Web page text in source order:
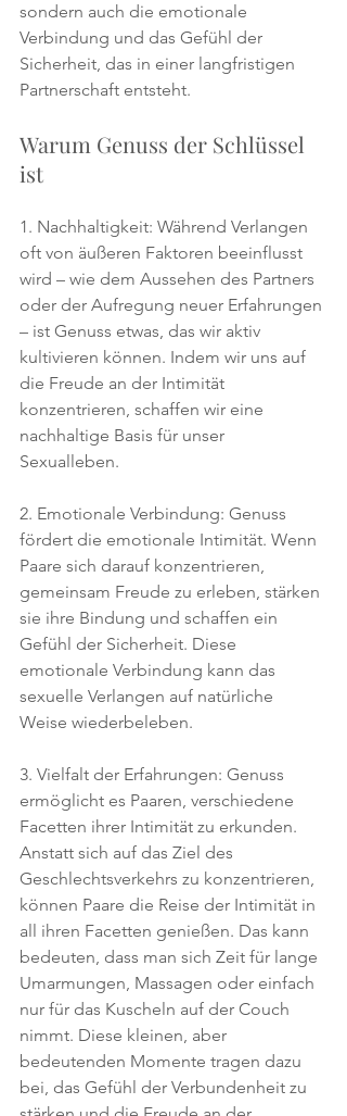
sondern auch die emotionale
Verbindung und das Gefühl der
Sicherheit, das in einer langfristigen
Partnerschaft entsteht.
Warum Genuss der Schlüssel
ist
1. Nachhaltigkeit: Während Verlangen
oft von äußeren Faktoren beeinflusst
wird – wie dem Aussehen des Partners
oder der Aufregung neuer Erfahrungen
– ist Genuss etwas, das wir aktiv
kultivieren können. Indem wir uns auf
die Freude an der Intimität
konzentrieren, schaffen wir eine
nachhaltige Basis für unser
Sexualleben.
2. Emotionale Verbindung: Genuss
fördert die emotionale Intimität. Wenn
Paare sich darauf konzentrieren,
gemeinsam Freude zu erleben, stärken
sie ihre Bindung und schaffen ein
Gefühl der Sicherheit. Diese
emotionale Verbindung kann das
sexuelle Verlangen auf natürliche
Weise wiederbeleben.
3. Vielfalt der Erfahrungen: Genuss
ermöglicht es Paaren, verschiedene
Facetten ihrer Intimität zu erkunden.
Anstatt sich auf das Ziel des
Geschlechtsverkehrs zu konzentrieren,
können Paare die Reise der Intimität in
all ihren Facetten genießen. Das kann
bedeuten, dass man sich Zeit für lange
Umarmungen, Massagen oder einfach
nur für das Kuscheln auf der Couch
nimmt. Diese kleinen, aber
bedeutenden Momente tragen dazu
bei, das Gefühl der Verbundenheit zu